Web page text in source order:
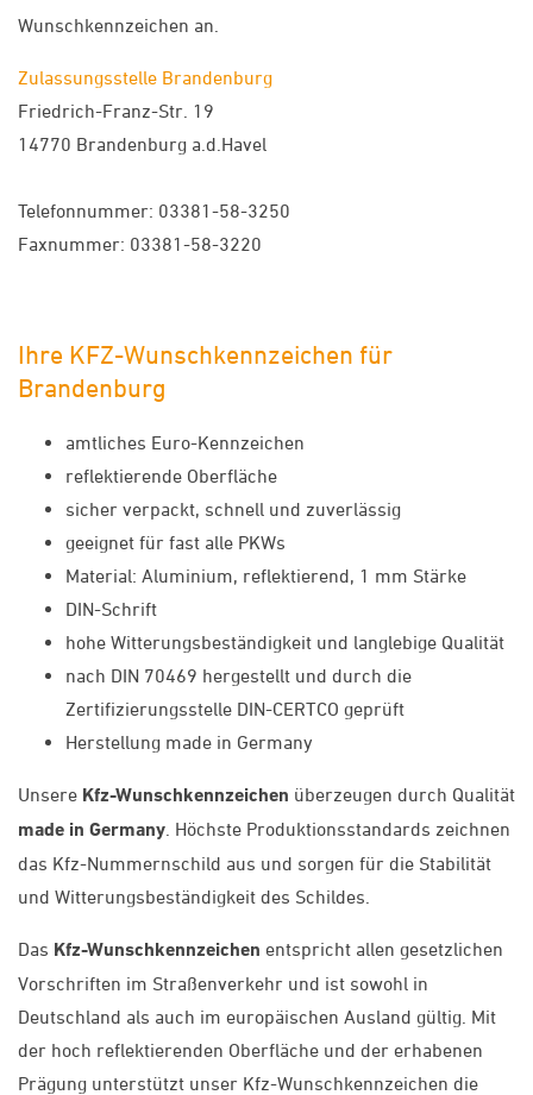
Wunschkennzeichen an.
Zulassungsstelle Brandenburg
Friedrich-Franz-Str. 19
14770 Brandenburg a.d.Havel
Telefonnummer: 03381-58-3250
Faxnummer: 03381-58-3220
Ihre KFZ-Wunschkennzeichen für
Brandenburg
amtliches Euro-Kennzeichen
reflektierende Oberfläche
sicher verpackt, schnell und zuverlässig
geeignet für fast alle PKWs
Material: Aluminium, reflektierend, 1 mm Stärke
DIN-Schrift
hohe Witterungsbeständigkeit und langlebige Qualität
nach DIN 70469 hergestellt und durch die
Zertifizierungsstelle DIN-CERTCO geprüft
Herstellung made in Germany
Unsere Kfz-Wunschkennzeichen überzeugen durch Qualität
made in Germany . Höchste Produktionsstandards zeichnen
das Kfz-Nummernschild aus und sorgen für die Stabilität
und Witterungsbeständigkeit des Schildes.
Das Kfz-Wunschkennzeichen entspricht allen gesetzlichen
Vorschriften im Straßenverkehr und ist sowohl in
Deutschland als auch im europäischen Ausland gültig. Mit
der hoch reflektierenden Oberfläche und der erhabenen
Prägung unterstützt unser Kfz-Wunschkennzeichen die